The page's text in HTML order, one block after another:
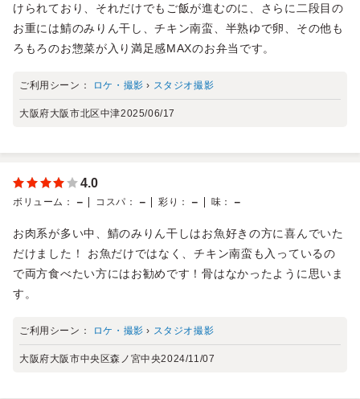
けられており、それだけでもご飯が進むのに、さらに二段目の
お重には鯖のみりん干し、チキン南蛮、半熟ゆで卵、その他も
ろもろのお惣菜が入り満足感MAXのお弁当です。
ご利用シーン： ロケ・撮影 › スタジオ撮影
大阪府大阪市北区中津2025/06/17
4.0
ボリューム ： － コスパ ： － 彩り ： － 味 ： －
お肉系が多い中、鯖のみりん干しはお魚好きの方に喜んでいた
だけました！ お魚だけではなく、チキン南蛮も入っているの
で両方食べたい方にはお勧めです！骨はなかったように思いま
す。
ご利用シーン： ロケ・撮影 › スタジオ撮影
大阪府大阪市中央区森ノ宮中央2024/11/07